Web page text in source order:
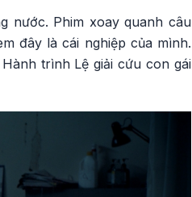
nước. Phim xoay quanh câu
đây là cái nghiệp của mình.
trình Lệ giải cứu con gái